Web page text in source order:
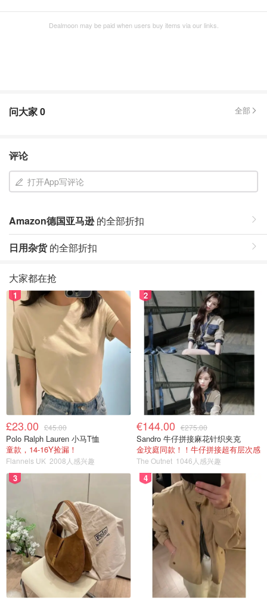
Dealmoon may be paid when users buy items via our links.
问大家0 全部
评论
打开App写评论
Amazon德国亚马逊的全部折扣
日用杂货的全部折扣
大家都在抢
1
£23.00 £45.00
Polo Ralph Lauren 小马T恤
童款，14-16Y捡漏！
Flannels UK 2008人感兴趣
2
€144.00 €275.00
Sandro 牛仔拼接麻花针织夹克
金玟庭同款！！牛仔拼接超有层次感
The Outnet 1046人感兴趣
3 4